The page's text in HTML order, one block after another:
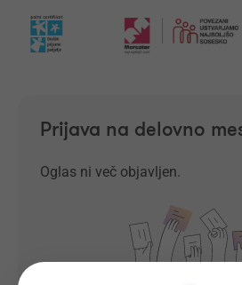
Prijava na delovno
Oglas ni več objavljen.